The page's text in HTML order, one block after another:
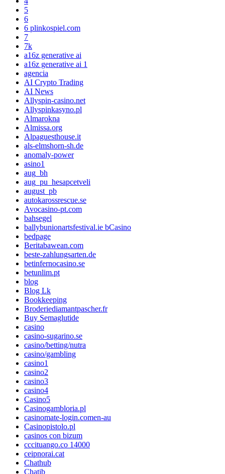
5
6
6 plinkospiel.com
7
7k
a16z generative ai
a16z generative ai 1
agencia
AI Crypto Trading
AI News
Allyspin-casino.net
Allyspinkasyno.pl
Almarokna
Almissa.org
Alpaguesthouse.it
als-elmshorn-sh.de
anomaly-power
asino1
aug_bh
aug_pu_hesapcetveli
august_pb
autokarossrescue.se
Avocasino-pt.com
bahsegel
ballybunionartsfestival.ie bCasino
bedpage
Beritabawean.com
beste-zahlungsarten.de
betinfernocasino.se
betunlim.pt
blog
Blog Lk
Bookkeeping
Broderiediamantpascher.fr
Buy Semaglutide
casino
casino-sugarino.se
casino/betting/nutra
casino/gambling
casino1
casino2
casino3
casino4
Casino5
Casinogambloria.pl
casinomate-login.comen-au
Casinopistolo.pl
casinos con bizum
cccituango.co 14000
ceipnorai.cat
Chathub
Chatib